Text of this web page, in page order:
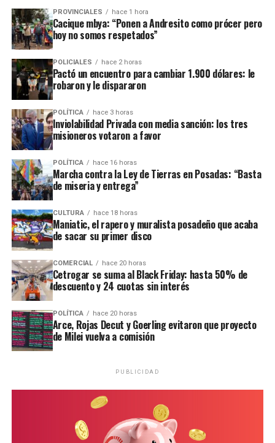
(@geotechwar)July 29,
2026
lo cual refuerza la hipótesis de que Von Groll fue asesinado en la
localidad misionera de San Antonio y luego arrojado en territorio
brasileño.
Desde ese país consignaron, además, que la Policía Civil tiene
registras que vinculan al fallecido con delitos de narcotráfico,
ante lo cual los investigadores continúan recabando datos para
esclarecer el crimen, identificar responsables y determinar el
móvil.
Según la Policía Civil brasileña, Von Groll tenía vínculos con el
FOTOS: Jornal da Fronteira.
PROVINCIALES hace 1 hora
Cacique mbya: “Ponen a Andresito como prócer pero
hoy no somos respetados”
POLICIALES hace 2 horas
Pactó un encuentro para cambiar 1.900 dólares: le
robaron y le dispararon
POLÍTICA hace 3 horas
Inviolabilidad Privada con media sanción: los tres
misioneros votaron a favor
POLÍTICA hace 16 horas
Marcha contra la Ley de Tierras en Posadas: “Basta
de miseria y entrega”
CULTURA hace 18 horas
Maniatic, el rapero y muralista posadeño que acaba
de sacar su primer disco
COMERCIAL hace 20 horas
Cetrogar se suma al Black Friday: hasta 50% de
descuento y 24 cuotas sin interés
POLÍTICA hace 20 horas
Arce, Rojas Decut y Goerling evitaron que proyecto
de Milei vuelva a comisión
PUBLICIDAD